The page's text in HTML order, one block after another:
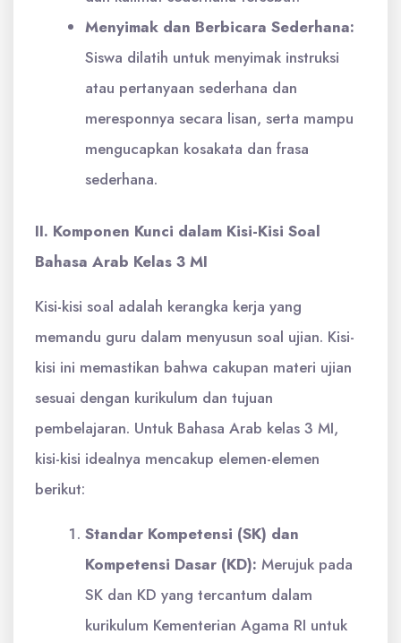
Menyimak dan Berbicara Sederhana:
Siswa dilatih untuk menyimak instruksi
atau pertanyaan sederhana dan
meresponnya secara lisan, serta mampu
mengucapkan kosakata dan frasa
sederhana.
II. Komponen Kunci dalam Kisi-Kisi Soal
Bahasa Arab Kelas 3 MI
Kisi-kisi soal adalah kerangka kerja yang
memandu guru dalam menyusun soal ujian. Kisi-
kisi ini memastikan bahwa cakupan materi ujian
sesuai dengan kurikulum dan tujuan
pembelajaran. Untuk Bahasa Arab kelas 3 MI,
kisi-kisi idealnya mencakup elemen-elemen
berikut:
Standar Kompetensi (SK) dan
Kompetensi Dasar (KD): Merujuk pada
SK dan KD yang tercantum dalam
kurikulum Kementerian Agama RI untuk